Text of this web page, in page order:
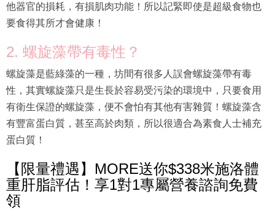
他器官的損耗，有損肌肉功能！所以記緊即使是超級食物也
要食得其所才會健康！
2. 螺旋藻帶有毒性？
螺旋藻是藍綠藻的一種，坊間有很多人誤會螺旋藻帶有毒
性，其實螺旋藻只是生長於容易受污染的環境中，只要食用
有衛生保證的螺旋藻，便不會怕有其他有害雜質！螺旋藻含
有豐富蛋白質，甚至高於肉類，所以很適合為素食人士補充
蛋白質！
【限量禮遇】MORE送你$338米施洛體
重肝脂評估！享1對1專屬營養諮詢免費
領